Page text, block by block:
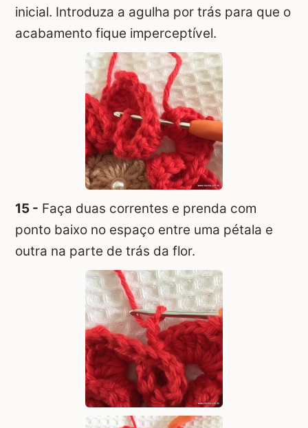
inicial. Introduza a agulha por trás para que o
acabamento fique imperceptível.
15 - Faça duas correntes e prenda com
ponto baixo no espaço entre uma pétala e
outra na parte de trás da flor.